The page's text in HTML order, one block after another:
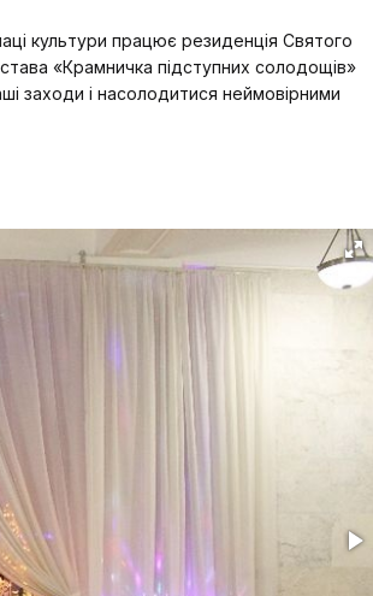
культури працює резиденція Святого
«Крамничка підступних солодощів»
заходи і насолодитися неймовірними